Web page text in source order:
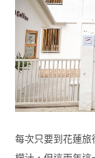
每次只要到花蓮